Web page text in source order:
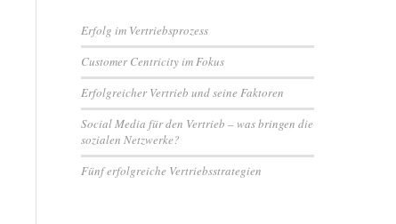
Erfolg im Vertriebsprozess
Customer Centricity im Fokus
Erfolgreicher Vertrieb und seine Faktoren
Social Media für den Vertrieb – was bringen die
sozialen Netzwerke?
Fünf erfolgreiche Vertriebsstrategien